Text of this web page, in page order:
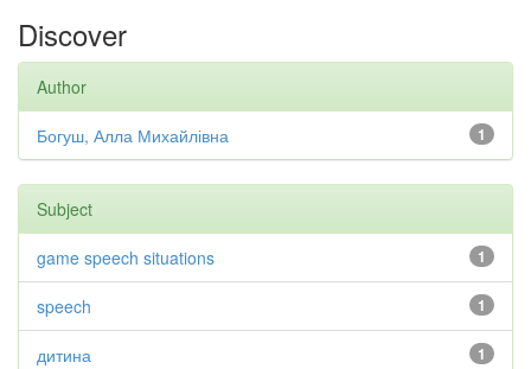
Discover
Author
1
Богуш, Алла Михайлівна
Subject
1
game speech situations
1
speech
1
дитина